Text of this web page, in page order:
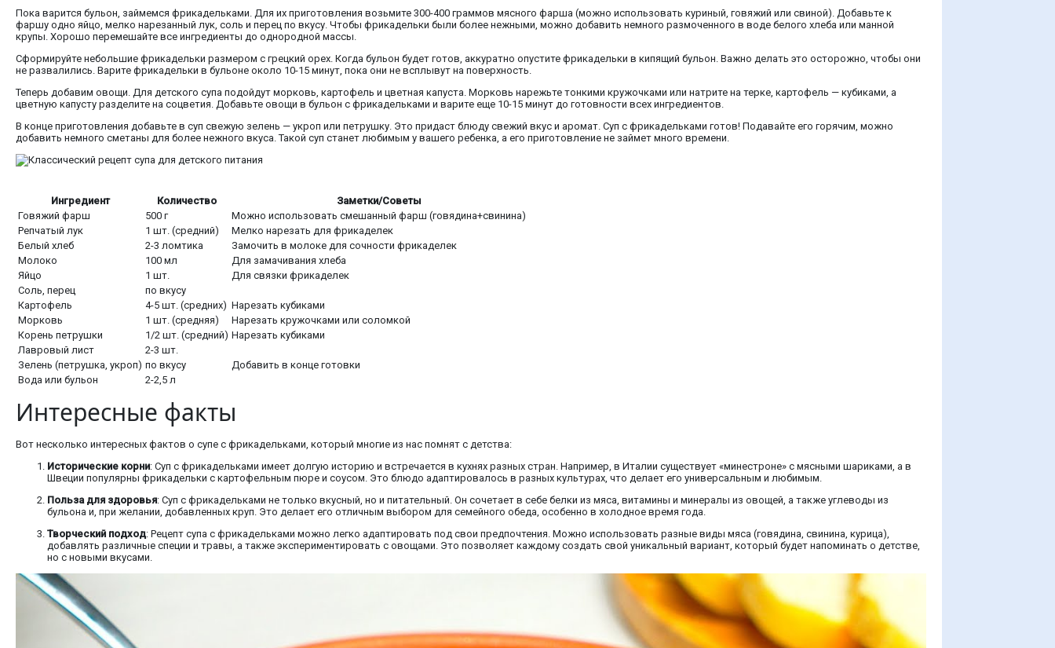
Пока варится бульон, займемся фрикадельками. Для их приготовления возьмите 300-400 граммов мясного фарша (можно использовать куриный, говяжий или свиной). Добавьте к
фаршу одно яйцо, мелко нарезанный лук, соль и перец по вкусу. Чтобы фрикадельки были более нежными, можно добавить немного размоченного в воде белого хлеба или манной
крупы. Хорошо перемешайте все ингредиенты до однородной массы.
Сформируйте небольшие фрикадельки размером с грецкий орех. Когда бульон будет готов, аккуратно опустите фрикадельки в кипящий бульон. Важно делать это осторожно, чтобы они
не развалились. Варите фрикадельки в бульоне около 10-15 минут, пока они не всплывут на поверхность.
Теперь добавим овощи. Для детского супа подойдут морковь, картофель и цветная капуста. Морковь нарежьте тонкими кружочками или натрите на терке, картофель — кубиками, а
цветную капусту разделите на соцветия. Добавьте овощи в бульон с фрикадельками и варите еще 10-15 минут до готовности всех ингредиентов.
В конце приготовления добавьте в суп свежую зелень — укроп или петрушку. Это придаст блюду свежий вкус и аромат. Суп с фрикадельками готов! Подавайте его горячим, можно
добавить немного сметаны для более нежного вкуса. Такой суп станет любимым у вашего ребенка, а его приготовление не займет много времени.
Ингредиент Количество
Заметки/Советы
Говяжий фарш
500 г
Можно использовать смешанный фарш (говядина+свинина)
Репчатый лук
1 шт. (средний)
Мелко нарезать для фрикаделек
Белый хлеб
2-3 ломтика
Замочить в молоке для сочности фрикаделек
Молоко
100 мл
Для замачивания хлеба
Яйцо
1 шт.
Для связки фрикаделек
Соль, перец
по вкусу
Картофель
4-5 шт. (средних) Нарезать кубиками
Морковь
1 шт. (средняя)
Нарезать кружочками или соломкой
Корень петрушки
1/2 шт. (средний) Нарезать кубиками
Лавровый лист
2-3 шт.
Зелень (петрушка, укроп) по вкусу
Добавить в конце готовки
Вода или бульон
2-2,5 л
Интересные факты
Вот несколько интересных фактов о супе с фрикадельками, который многие из нас помнят с детства:
Исторические корни: Суп с фрикадельками имеет долгую историю и встречается в кухнях разных стран. Например, в Италии существует «минестроне» с мясными шариками, а в
Швеции популярны фрикадельки с картофельным пюре и соусом. Это блюдо адаптировалось в разных культурах, что делает его универсальным и любимым.
Польза для здоровья: Суп с фрикадельками не только вкусный, но и питательный. Он сочетает в себе белки из мяса, витамины и минералы из овощей, а также углеводы из
бульона и, при желании, добавленных круп. Это делает его отличным выбором для семейного обеда, особенно в холодное время года.
Творческий подход: Рецепт супа с фрикадельками можно легко адаптировать под свои предпочтения. Можно использовать разные виды мяса (говядина, свинина, курица),
добавлять различные специи и травы, а также экспериментировать с овощами. Это позволяет каждому создать свой уникальный вариант, который будет напоминать о детстве,
но с новыми вкусами.